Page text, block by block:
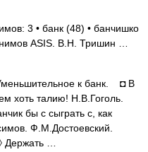
3 • банк (48) • банчишко
ASIS. В.Н. Тришин …
к банк. ◘ В
хоть талию! Н.В.Гоголь.
бы с сыграть с, как
Ф.М.Достоевский.
…